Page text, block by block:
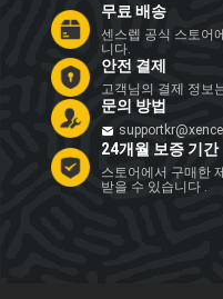
무료 배송
센스렙 공식 스토어
니다.
안전 결제
고객님의 결제 정보
문의 방법
24개월 보증 기간
스토어에서 구매한
받을 수 있습니다 .